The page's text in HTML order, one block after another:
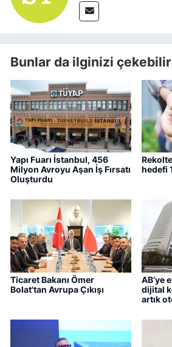
Bunlar da ilginizi çekebilir
Yapı Fuarı İstanbul, 456
Milyon Avroyu Aşan İş Fırsatı
Oluşturdu
hedefi
Ticaret Bakanı Ömer
Bolat'tan Avrupa Çıkışı
AB’ye
dijital
artık